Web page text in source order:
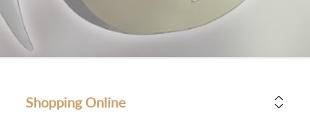
Shopping Online